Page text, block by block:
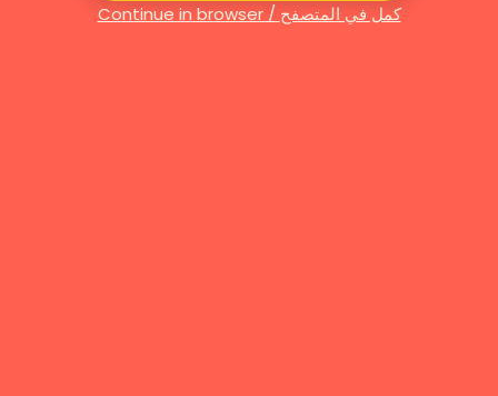
Continue in browser / كمل في المتصفح